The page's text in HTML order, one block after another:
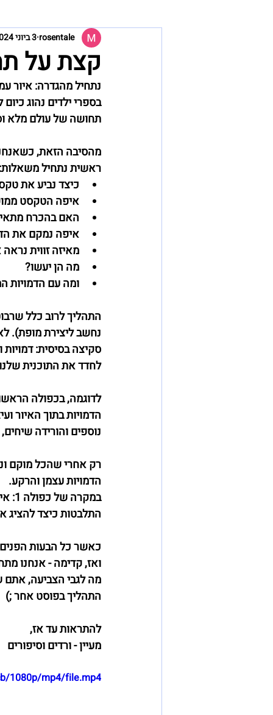
תהליך האיור הסיפור
קצת על
rosentale 3 ביוני 2024
נתחיל מהגדרה: איור עמ' 1 + איור עמ' 2 =
בספרי ילדים נהוג
תחושה של עולם מלא
מהסיבה הזאת,
ראשית נתחיל משאלות:
כיצד נביע את
איפה הטקסט
האם בהכרח
איפה נמקם את
מאיזה זווית נראה
מה הן יעשו?
ומה עם הדמויות
התהליך לרוב כלל
נחשב ליצירת מופת).
סקיצה בסיסית:
לחדד את התוכנית
לדוגמה, בכפולה
הדמויות בתוך האיור
נוספים והורידה
רק אחרי שהכל מוקם
הדמויות עצמן והרקע.
התלבטות כיצד להציג
כאשר כל הבעות
ואז, קדימה - אנחנו
מה לגבי הצביעה, אתם
התהליך בפוסט אחר ;)
להתראות עד אז,
מעיין - ורדים וסיפורים
1080p/mp4/file.mp4